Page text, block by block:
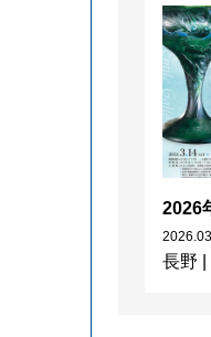
2026 03
長野